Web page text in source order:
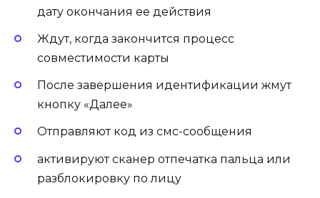
дату окончания ее действия
Ждут, когда закончится процесс
совместимости карты
После завершения идентификации жмут
кнопку «Далее»
Отправляют код из смс-сообщения
активируют сканер отпечатка пальца или
разблокировку по лицу